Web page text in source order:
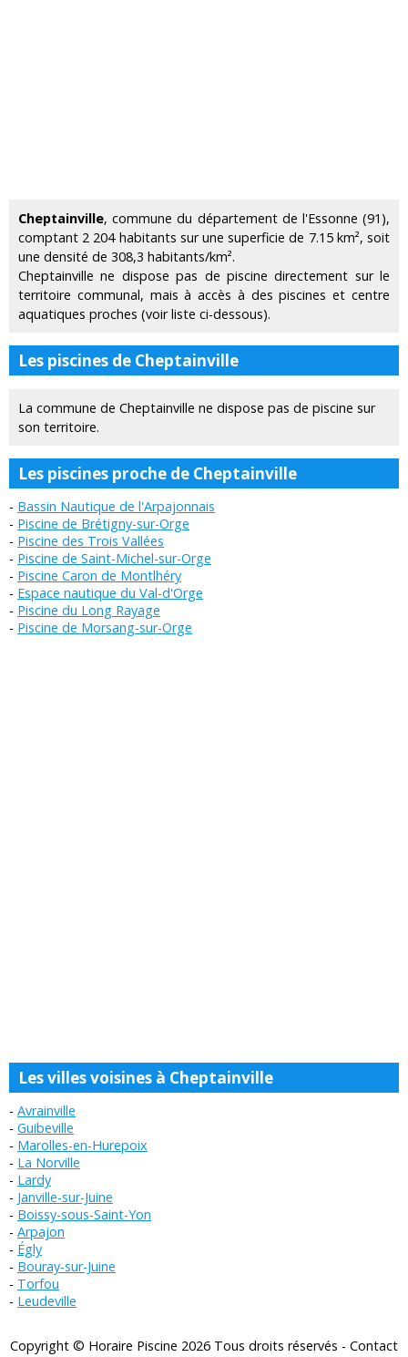
Cheptainville, commune du département de l'Essonne (91),
comptant 2 204 habitants sur une superficie de 7.15 km², soit
une densité de 308,3 habitants/km².
Cheptainville ne dispose pas de piscine directement sur le
territoire communal, mais à accès à des piscines et centre
aquatiques proches (voir liste ci-dessous).
Les piscines de Cheptainville
La commune de Cheptainville ne dispose pas de piscine sur
son territoire.
Les piscines proche de Cheptainville
Bassin Nautique de l'Arpajonnais
Piscine de Brétigny-sur-Orge
Piscine des Trois Vallées
Piscine de Saint-Michel-sur-Orge
Piscine Caron de Montlhéry
Espace nautique du Val-d'Orge
Piscine du Long Rayage
Piscine de Morsang-sur-Orge
Les villes voisines à Cheptainville
Avrainville
Guibeville
Marolles-en-Hurepoix
La Norville
Lardy
Janville-sur-Juine
Boissy-sous-Saint-Yon
Arpajon
Égly
Bouray-sur-Juine
Torfou
Leudeville
Copyright © Horaire Piscine 2026 Tous droits réservés - Contact